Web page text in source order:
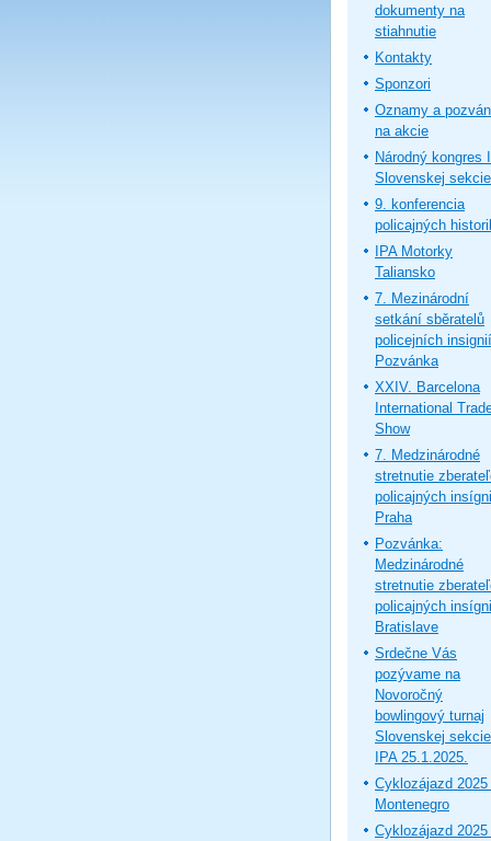
dokumenty na
stiahnutie
Kontakty
Sponzori
Oznamy a
na akcie
Národný kongres
Slovenskej sekcie
9. konferencia
policajných
IPA Motorky
Taliansko
7. Mezinárodní
setkání sběratelů
policejních
Pozvánka
XXIV. Barcelona
International
Show
7. Medzinárodné
stretnutie
policajných
Praha
Pozvánka:
Medzinárodné
stretnutie
policajných
Bratislave
Srdečne Vás
pozývame na
Novoročný
bowlingový turnaj
Slovenskej sekcie
IPA 25.1.2025.
Cyklozájazd 2025
Montenegro
Cyklozájazd 2025